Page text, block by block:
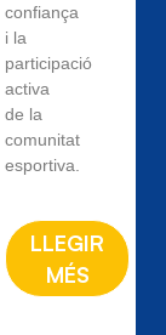
confiança
i la
participació
activa
de la
comunitat
esportiva.
LLEGIR
MÉS